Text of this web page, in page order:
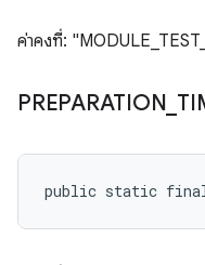
ค่าคงที่:
PREPARATION
public static final